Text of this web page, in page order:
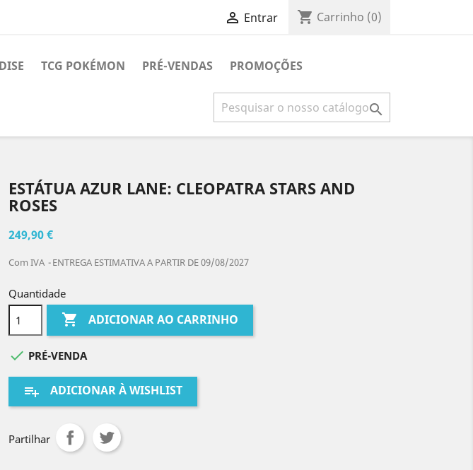
 Entrar shopping_cart Carrinho (0)
TCG POKÉMON PRÉ-VENDAS PROMOÇÕES

ESTÁTUA AZUR LANE: CLEOPATRA STARS AND
ROSES
249,90 €
Com IVA ENTREGA ESTIMATIVA A PARTIR DE 09/08/2027
Quantidade
 ADICIONAR AO CARRINHO
 PRÉ-VENDA
playlist_add ADICIONAR À WISHLIST
Partilhar